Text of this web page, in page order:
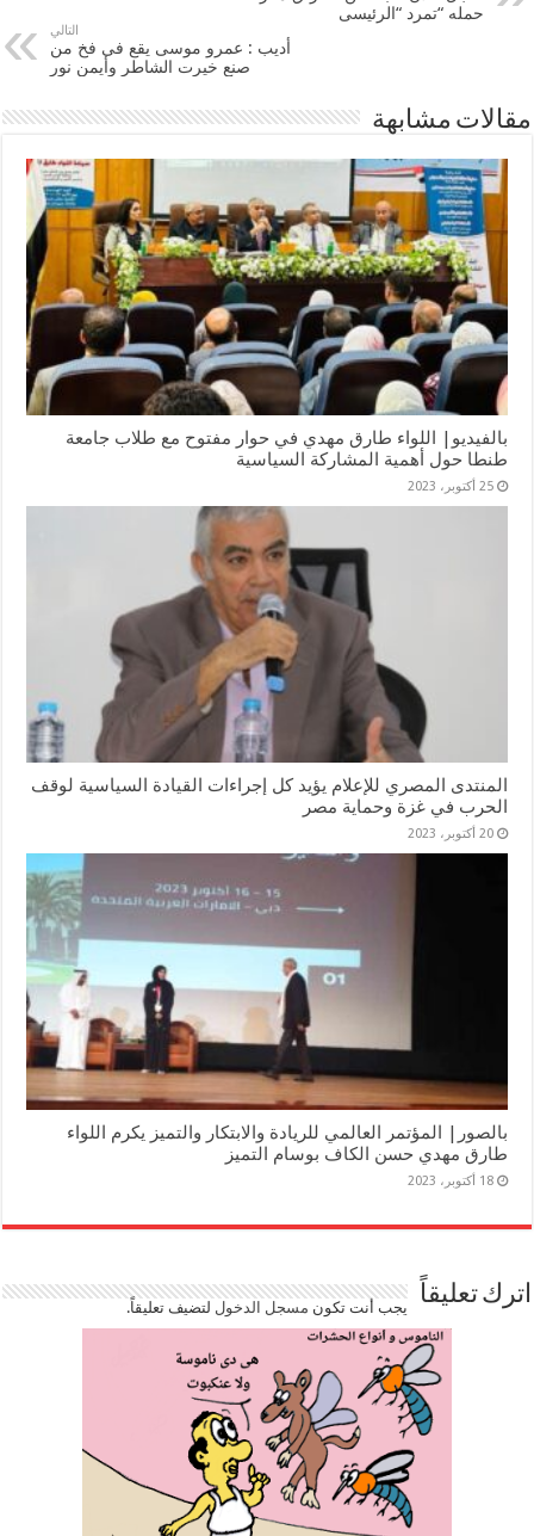
حمله “تمرد “الرئيسى
التالي
أديب : عمرو موسى يقع فى فخ من
صنع خيرت الشاطر وأيمن نور
مقالات مشابهة
بالفيديو| اللواء طارق مهدي في حوار مفتوح مع طلاب جامعة
طنطا حول أهمية المشاركة السياسية
25 أكتوبر، 2023
المنتدى المصري للإعلام يؤيد كل إجراءات القيادة السياسية لوقف
الحرب في غزة وحماية مصر
20 أكتوبر، 2023
بالصور| المؤتمر العالمي للريادة والابتكار والتميز يكرم اللواء
طارق مهدي حسن الكاف بوسام التميز
18 أكتوبر، 2023
اترك تعليقاً يجب أنت تكون مسجل الدخوللتضيف تعليقاً.